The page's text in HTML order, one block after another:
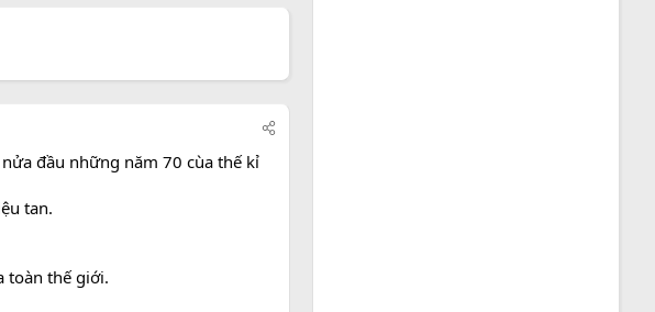
đầu những năm 70 cùa thế kỉ
tan.
toàn thế giới.